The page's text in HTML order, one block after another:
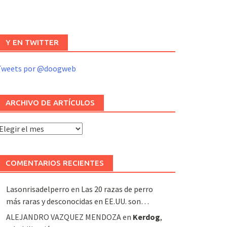
Y EN TWITTER
por @doogweb
ARCHIVO DE ARTÍCULOS
COMENTARIOS RECIENTES
Lasonrisadelperro en Las 20 razas de perro
más raras y desconocidas en EE.UU. son…
ALEJANDRO VAZQUEZ MENDOZAen Kerdog,